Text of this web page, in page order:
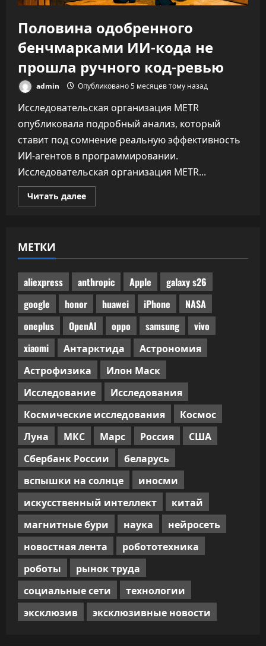
Половина одобренного
бенчмарками ИИ-кода не
прошла ручного код-ревью
admin Опубликовано 5 месяцев тому назад
Исследовательская организация METR
опубликовала подробный анализ, который
ставит под сомнение реальную эффективность
ИИ-агентов в программировании.
Исследовательская организация METR...
Читать далееПрочитать
больше
не
прошла
ручного
код-
ревью
МЕТКИ
aliexpress anthropic Apple
galaxy s26
google
honor huawei iPhone
NASA
oneplus
OpenAI oppo samsung
vivo
xiaomi
Антарктида
Астрономия
Астрофизика
Илон Маск
Исследование
Исследования
Космические исследования
Космос
Луна
МКС Марс Россия
США
Сбербанк России
беларусь
вспышки на солнце
иносми
искусственный интеллект
китай
магнитные бури
наука
нейросеть
новостная лента
робототехника
роботы
рынок труда
социальные сети
технологии
эксклюзив
эксклюзивные новости